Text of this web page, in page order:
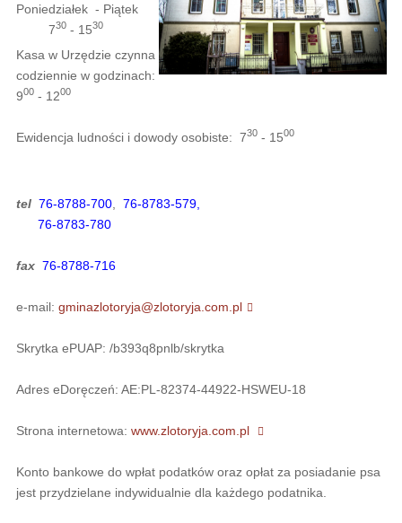
Poniedziałek - Piątek
730- 1530
Kasa w Urzędzie czynna
codziennie w godzinach:
900- 1200
Ewidencja ludności i dowody osobiste: 730- 1500
tel 76-8788-700, 76-8783-579,
76-8783-780
fax 76-8788-716
e-mail: gminazlotoryja@zlotoryja.com.pl
Skrytka ePUAP: /b393q8pnlb/skrytka
Adres eDoręczeń: AE:PL-82374-44922-HSWEU-18
Strona internetowa: www.zlotoryja.com.pl
Konto bankowe do wpłat podatków oraz opłat za posiadanie psa
jest przydzielane indywidualnie dla każdego podatnika.